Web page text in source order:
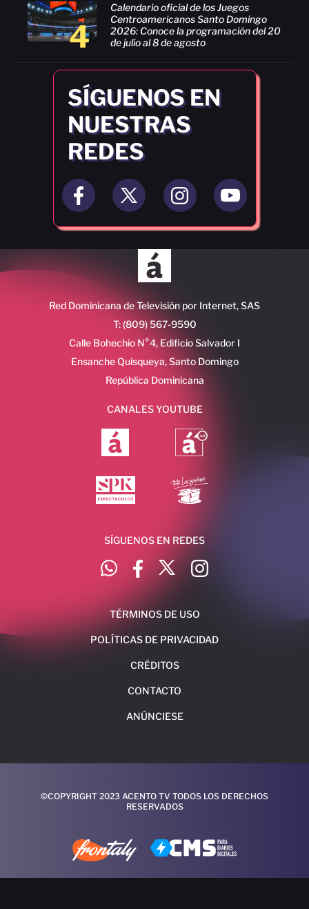
4
Calendario oficial de los Juegos
Centroamericanos Santo Domingo
2026: Conoce la programación del 20
de julio al 8 de agosto
SÍGUENOS EN
NUESTRAS
REDES
Red Dominicana de Televisión por Internet, SAS
T: (809) 567-9590
Calle Bohechio N°4, Edificio Salvador I
Ensanche Quisqueya, Santo Domingo
República Dominicana
CANALES YOUTUBE
SÍGUENOS EN REDES
TÉRMINOS DE USO
POLÍTICAS DE PRIVACIDAD
CRÉDITOS
CONTACTO
ANÚNCIESE
©COPYRIGHT 2023 ACENTO TV TODOS LOS DERECHOS
RESERVADOS